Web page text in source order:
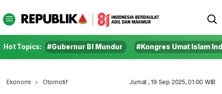
Hot Topics: #Gubernur BI Mundur #Kongres Umat Islam
Ekonomi Otomotif Jumat , 19 Sep 2025, 01:00 WIB